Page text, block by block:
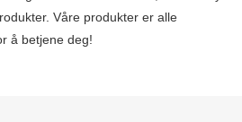
Våre produkter er alle
å betjene deg!